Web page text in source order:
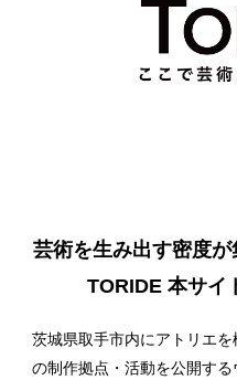
芸術を生み出す密度
TORIDE 本サイ
茨城県取手市内にアトリエ
の制作拠点・活動を公開す